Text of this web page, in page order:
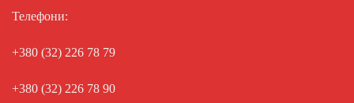
Телефони:
+380 (32) 226 78 79
+380 (32) 226 78 90